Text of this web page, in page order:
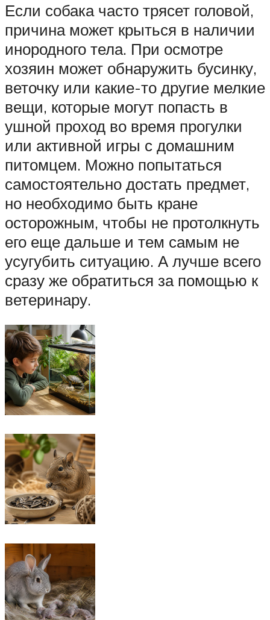
Если собака часто трясет головой,
причина может крыться в наличии
инородного тела. При осмотре
хозяин может обнаружить бусинку,
веточку или какие-то другие мелкие
вещи, которые могут попасть в
ушной проход во время прогулки
или активной игры с домашним
питомцем. Можно попытаться
самостоятельно достать предмет,
но необходимо быть кране
осторожным, чтобы не протолкнуть
его еще дальше и тем самым не
усугубить ситуацию. А лучше всего
сразу же обратиться за помощью к
ветеринару.